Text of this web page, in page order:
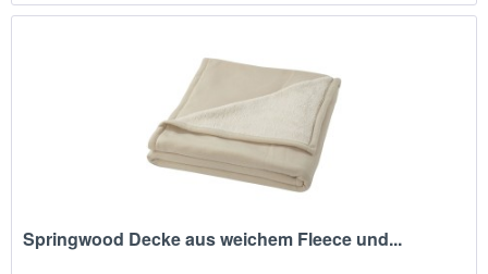
Springwood Decke aus weichem Fleece und...